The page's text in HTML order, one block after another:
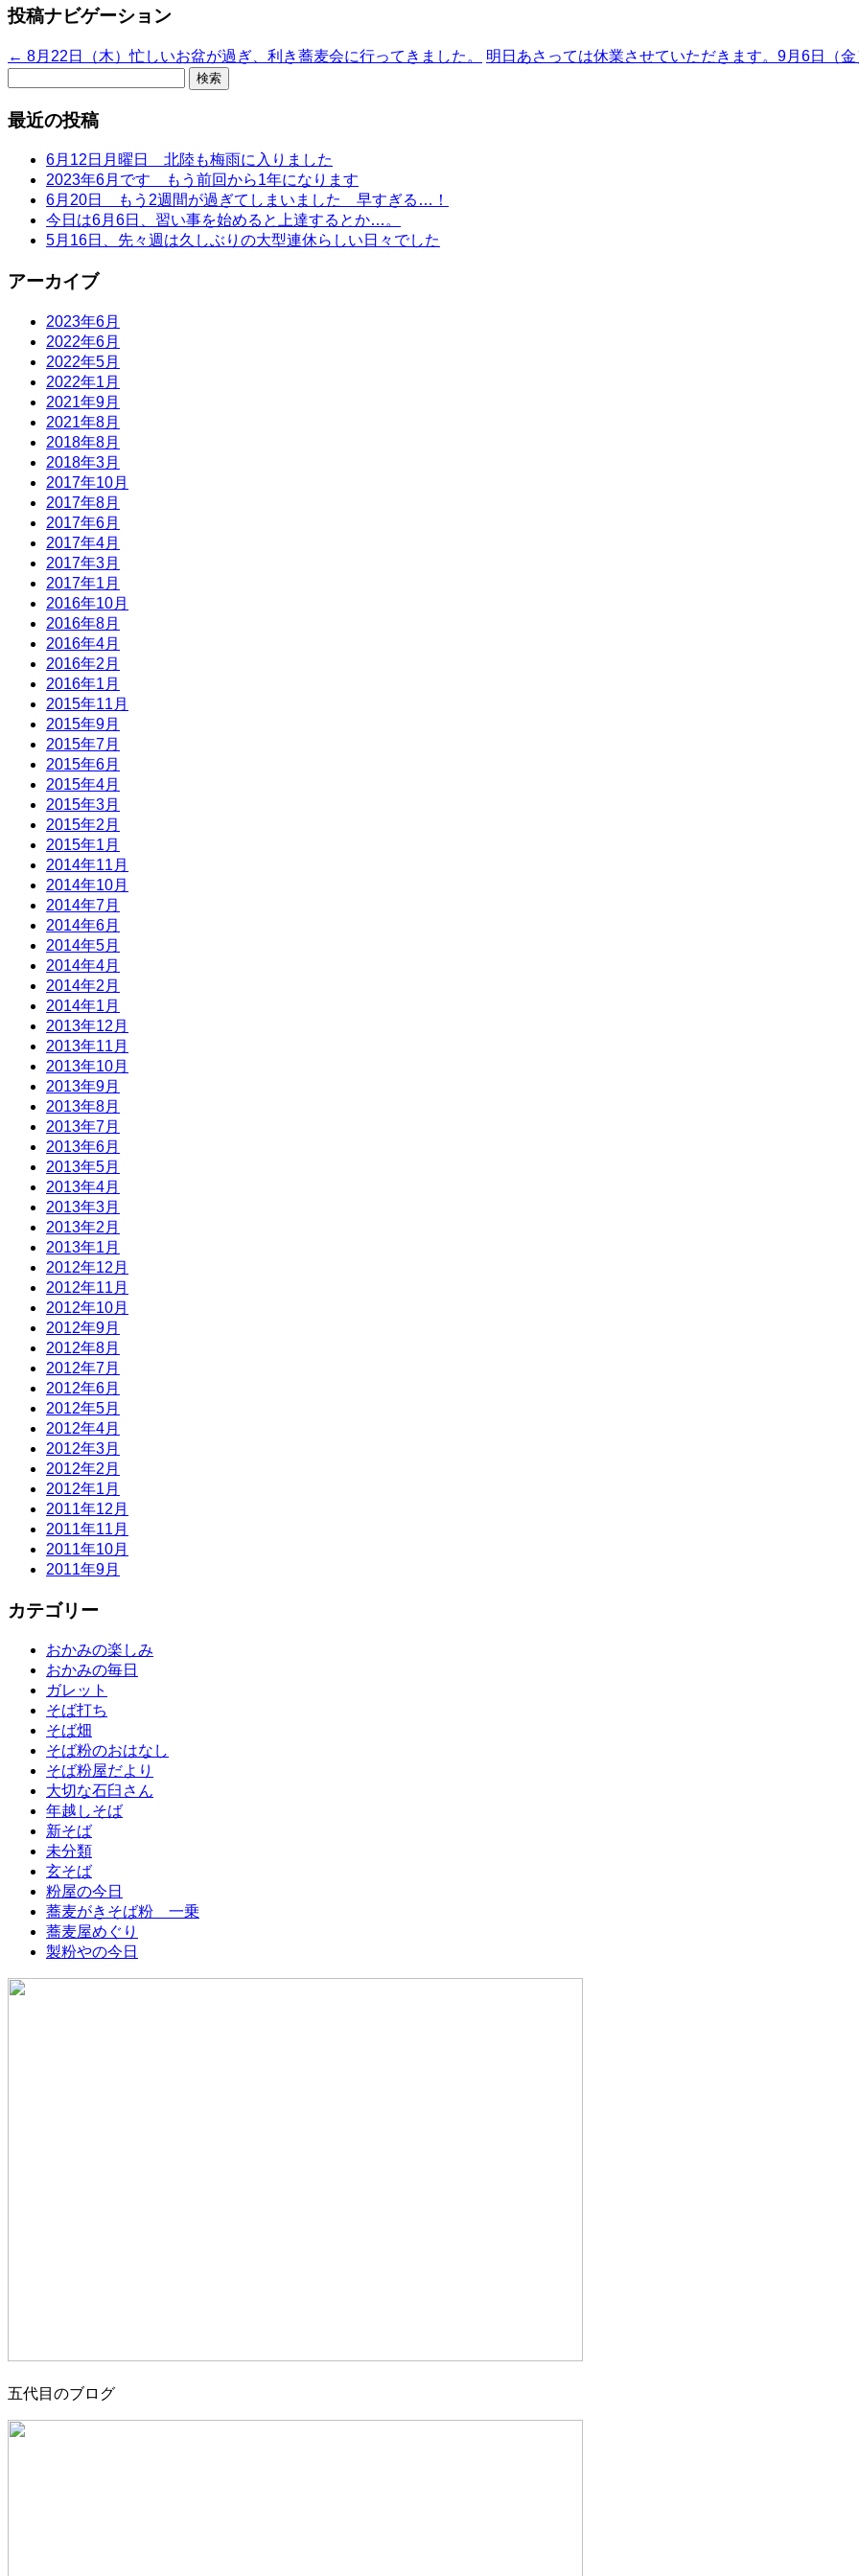
投稿ナビゲーション
← 8月22日（木）忙しいお盆が過ぎ、利き蕎麦会に行ってきました。
明日あさっては休業させていただきます。9月6日（
最近の投稿
6月12日月曜日 北陸も梅雨に入りました
2023年6月です もう前回から1年になります
6月20日 もう2週間が過ぎてしまいました 早すぎる…！
今日は6月6日、習い事を始めると上達するとか…。
5月16日、先々週は久しぶりの大型連休らしい日々でした
アーカイブ
2023年6月
2022年6月
2022年5月
2022年1月
2021年9月
2021年8月
2018年8月
2018年3月
2017年10月
2017年8月
2017年6月
2017年4月
2017年3月
2017年1月
2016年10月
2016年8月
2016年4月
2016年2月
2016年1月
2015年11月
2015年9月
2015年7月
2015年6月
2015年4月
2015年3月
2015年2月
2015年1月
2014年11月
2014年10月
2014年7月
2014年6月
2014年5月
2014年4月
2014年2月
2014年1月
2013年12月
2013年11月
2013年10月
2013年9月
2013年8月
2013年7月
2013年6月
2013年5月
2013年4月
2013年3月
2013年2月
2013年1月
2012年12月
2012年11月
2012年10月
2012年9月
2012年8月
2012年7月
2012年6月
2012年5月
2012年4月
2012年3月
2012年2月
2012年1月
2011年12月
2011年11月
2011年10月
2011年9月
カテゴリー
おかみの楽しみ
おかみの毎日
ガレット
そば打ち
そば畑
そば粉のおはなし
そば粉屋だより
大切な石臼さん
年越しそば
新そば
未分類
玄そば
粉屋の今日
蕎麦がきそば粉 一乗
蕎麦屋めぐり
製粉やの今日
五代目のブログ